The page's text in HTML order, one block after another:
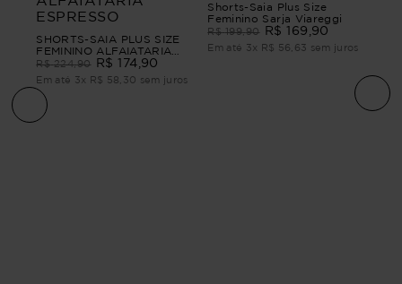
SHORTS-SAIA PLUS SIZE
FEMININO ALFAIATARIA
ESPRESSO
R$ 224,90 R$ 174 90
Em até 3x R$ 58 30 sem juros
Shorts-Saia Plus Size
Feminino Sarja Viareggi
R$ 199,90 R$ 169 90
Em até 3x R$ 56 63 sem juros